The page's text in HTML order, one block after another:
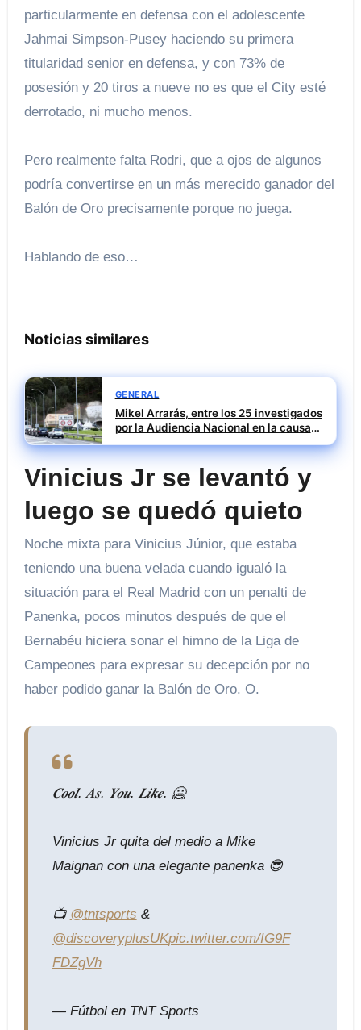
particularmente en defensa con el adolescente
Jahmai Simpson-Pusey haciendo su primera
titularidad senior en defensa, y con 73% de
posesión y 20 tiros a nueve no es que el City esté
derrotado, ni mucho menos.
Pero realmente falta Rodri, que a ojos de algunos
podría convertirse en un más merecido ganador del
Balón de Oro precisamente porque no juega.
Hablando de eso…
Noticias similares
GENERAL
Mikel Arrarás, entre los 25 investigados
por la Audiencia Nacional en la causa
SEPI del caso Leire
Vinicius Jr se levantó y
luego se quedó quieto
Noche mixta para Vinicius Júnior, que estaba
teniendo una buena velada cuando igualó la
situación para el Real Madrid con un penalti de
Panenka, pocos minutos después de que el
Bernabéu hiciera sonar el himno de la Liga de
Campeones para expresar su decepción por no
haber podido ganar la Balón de Oro. O.
𝑪𝒐𝒐𝒍. 𝑨𝒔. 𝒀𝒐𝒖. 𝑳𝒊𝒌𝒆. 🥶
Vinicius Jr quita del medio a Mike
Maignan con una elegante panenka 😎
📺 @tntsports &
@discoveryplusUKpic.twitter.com/IG9F
FDZgVh
— Fútbol en TNT Sports